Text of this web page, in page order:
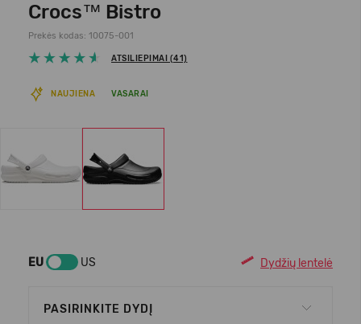
Crocs™ Bistro
Prekės kodas: 10075-001
ATSILIEPIMAI (41)
NAUJIENA VASARAI
EU US Dydžių lentelė
PASIRINKITE DYDĮ